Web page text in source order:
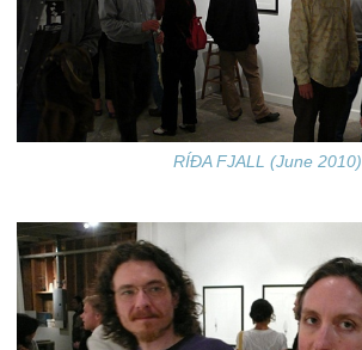
RÍÐA FJALL (June 2010)